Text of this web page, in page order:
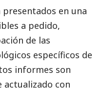
en una
a pedido,
de las
específicos de
informes son
actualizado con